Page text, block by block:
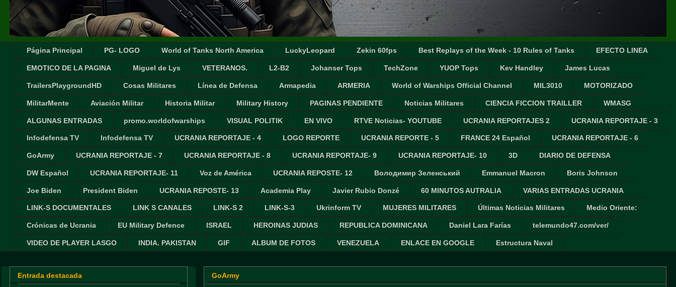
Página Principal PG- LOGO World of Tanks North America LuckyLeopard Zekin 60fps Best Replays of the Week - 10 Rules of Tanks EFECTO LINEA
EMOTICO DE LA PAGINA Miguel de Lys VETERANOS. L2-B2 Johanser Tops TechZone YUOP Tops Kev Handley James Lucas
TrailersPlaygroundHD Cosas Militares Línea de Defensa Armapedia ARMERIA World of Warships Official Channel MIL3010 MOTORIZADO
MilitarMente Aviación Militar Historia Militar Military History PAGINAS PENDIENTE Noticias Militares CIENCIA FICCION TRAILLER WMASG
ALGUNAS ENTRADAS promo.worldofwarships VISUAL POLITIK EN VIVO RTVE Noticias- YOUTUBE UCRANIA REPORTAJES 2 UCRANIA REPORTAJE - 3
Infodefensa TV Infodefensa TV UCRANIA REPORTAJE - 4 LOGO REPORTE UCRANIA REPORTE - 5 FRANCE 24 Español UCRANIA REPORTAJE - 6
GoArmy UCRANIA REPORTAJE - 7 UCRANIA REPORTAJE - 8 UCRANIA REPORTAJE- 9 UCRANIA REPORTAJE- 10 3D DIARIO DE DEFENSA
DW Español UCRANIA REPORTAJE- 11 Voz de América UCRANIA REPOSTE- 12 Володимир Зеленський Emmanuel Macron Boris Johnson
Joe Biden President Biden UCRANIA REPOSTE- 13 Academia Play Javier Rubio Donzé 60 MINUTOS AUTRALIA VARIAS ENTRADAS UCRANIA
LINK-S DOCUMENTALES LINK S CANALES LINK-S 2 LINK-S-3 Ukrinform TV MUJERES MILITARES Últimas Noticias Militares Medio Oriente:
Crónicas de Ucrania EU Military Defence ISRAEL HEROINAS JUDIAS REPUBLICA DOMINICANA Daniel Lara Farías telemundo47.com/ver/
VIDEO DE PLAYER LASGO INDIA. PAKISTAN GIF ALBUM DE FOTOS VENEZUELA ENLACE EN GOOGLE Estructura Naval
GoArmy
Entrada destacada